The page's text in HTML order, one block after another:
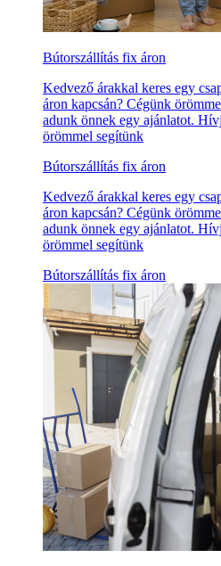
Bútorszállítás fix áron
Kedvező árakkal keres egy
áron kapcsán? Cégünk
adunk önnek egy ajánlatot.
örömmel segítünk
Bútorszállítás fix áron
Kedvező árakkal keres egy
áron kapcsán? Cégünk
adunk önnek egy ajánlatot.
örömmel segítünk
Bútorszállítás fix áron